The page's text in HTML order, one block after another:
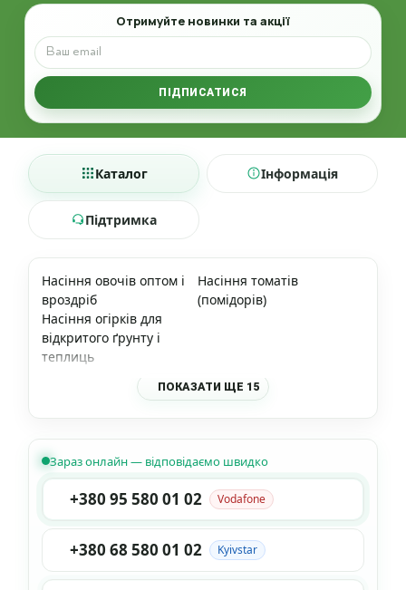
Email
Отримуйте новинки та акції
ПІДПИСАТИСЯ
Каталог Інформація
Підтримка
Насіння овочів оптом і
вроздріб
Насіння томатів
(помідорів)
Насіння огірків для
відкритого ґрунту і
теплиць
ПОКАЗАТИ ЩЕ 15
Зараз онлайн — відповідаємо швидко
+380 95 580 01 02 Vodafone
+380 68 580 01 02 Kyivstar